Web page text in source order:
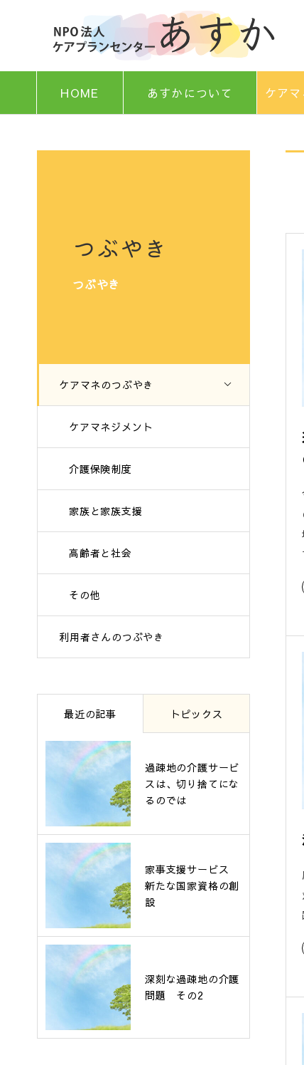
HOME あすかについて ケア
つぶやき
つぶやき
ケアマネのつぶやき
ケアマネジメント
介護保険制度
家族と家族支援
高齢者と社会
その他
利用者さんのつぶやき
最近の記事 トピックス
過疎地の介護サービ
スは、切り捨てにな
るのでは
家事支援サービス
新たな国家資格の創
設
深刻な過疎地の介護
問題 その2